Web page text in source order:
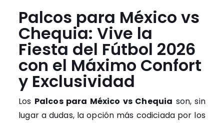
Palcos para México vs
Chequia: Vive la
Fiesta del Fútbol 2026
con el Máximo Confort
y Exclusividad
Los Palcos para México vs Chequia son, sin
lugar a dudas, la opción más codiciada por los